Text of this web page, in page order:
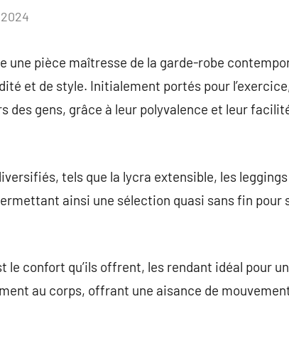
une pièce maîtresse de la garde-robe
et de style. Initialement portés pour
des gens, grâce à leur polyvalence et leur
tels que la lycra extensible, les
ainsi une sélection quasi sans fin pour
le confort qu’ils offrent, les rendant idéal pour
au corps, offrant une aisance de